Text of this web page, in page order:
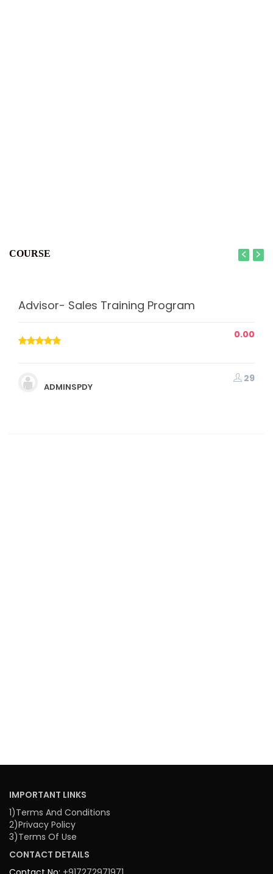
COURSE
Advisor- Sales Training Program
0.00
ADMINSPDY
29
IMPORTANT LINKS
1)Terms And Conditions
2)Privacy Policy
3)Terms Of Use
CONTACT DETAILS